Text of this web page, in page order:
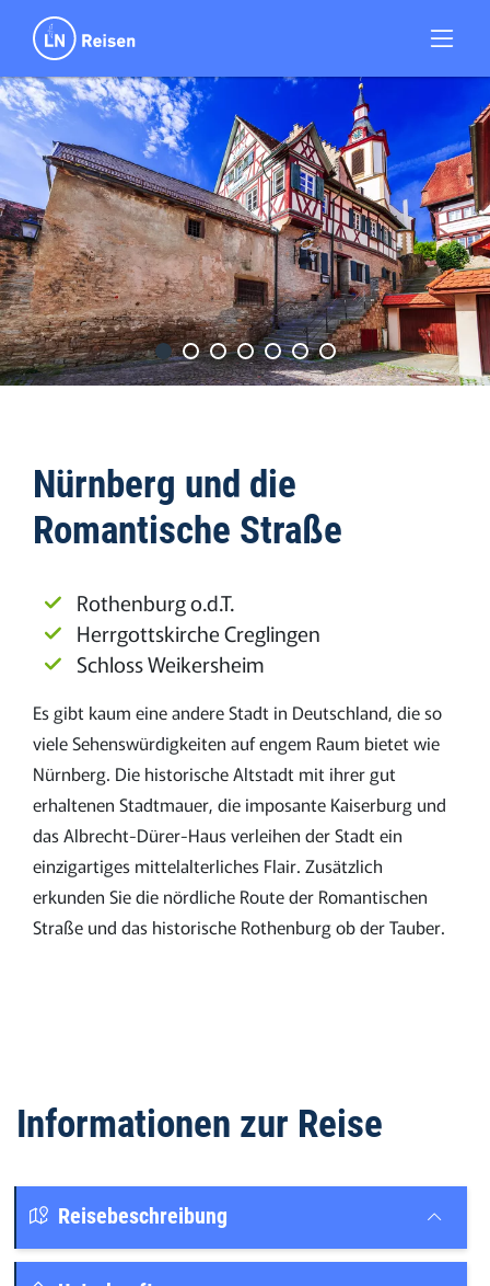
Nürnberg und die
Romantische Straße
Rothenburg o.d.T.
Herrgottskirche Creglingen
Schloss Weikersheim
Es gibt kaum eine andere Stadt in Deutschland, die so
viele Sehenswürdigkeiten auf engem Raum bietet wie
Nürnberg. Die historische Altstadt mit ihrer gut
erhaltenen Stadtmauer, die imposante Kaiserburg und
das Albrecht-Dürer-Haus verleihen der Stadt ein
einzigartiges mittelalterliches Flair. Zusätzlich
erkunden Sie die nördliche Route der Romantischen
Straße und das historische Rothenburg ob der Tauber.
Informationen zur Reise
Reisebeschreibung